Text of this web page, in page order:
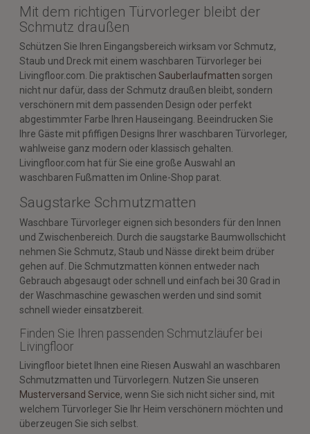
Mit dem richtigen Türvorleger bleibt der
Schmutz draußen
Schützen Sie Ihren Eingangsbereich wirksam vor Schmutz,
Staub und Dreck mit einem waschbaren Türvorleger bei
Livingfloor.com. Die praktischen Sauberlaufmatten sorgen
nicht nur dafür, dass der Schmutz draußen bleibt, sondern
verschönern mit dem passenden Design oder perfekt
abgestimmter Farbe Ihren Hauseingang. Beeindrucken Sie
Ihre Gäste mit pfiffigen Designs Ihrer waschbaren Türvorleger,
wahlweise ganz modern oder klassisch gehalten.
Livingfloor.com hat für Sie eine große Auswahl an
waschbaren Fußmatten im Online-Shop parat.
Saugstarke Schmutzmatten
Waschbare Türvorleger eignen sich besonders für den Innen
und Zwischenbereich. Durch die saugstarke Baumwollschicht
nehmen Sie Schmutz, Staub und Nässe direkt beim drüber
gehen auf. Die Schmutzmatten können entweder nach
Gebrauch abgesaugt oder schnell und einfach bei 30 Grad in
der Waschmaschine gewaschen werden und sind somit
schnell wieder einsatzbereit.
Finden Sie Ihren passenden Schmutzläufer bei
Livingfloor
Livingfloor bietet Ihnen eine Riesen Auswahl an waschbaren
Schmutzmatten und Türvorlegern. Nutzen Sie unseren
Musterversand Service, wenn Sie sich nicht sicher sind, mit
welchem Türvorleger Sie Ihr Heim verschönern möchten und
überzeugen Sie sich selbst.